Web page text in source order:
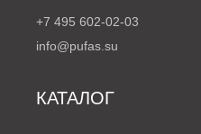
+7 495 602-02-03
info@pufas.su
КАТАЛОГ